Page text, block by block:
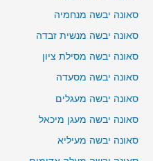
סאונה יבשה מנחמיה
סאונה יבשה מנשית זבדה
סאונה יבשה מסילת ציון
סאונה יבשה מסעדה
סאונה יבשה מעגלים
סאונה יבשה מעגן מיכאל
סאונה יבשה מעיליא